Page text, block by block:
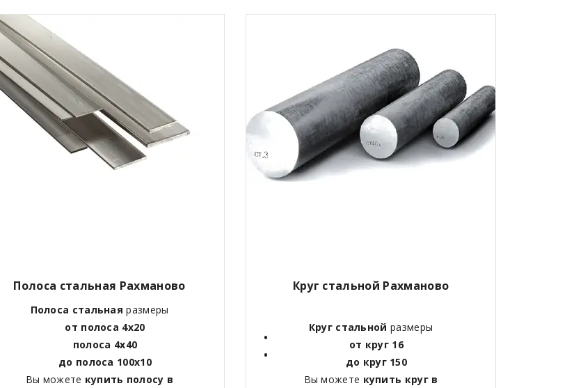
Полоса стальная Рахманово
Полоса стальная размеры
от полоса 4х20
полоса 4х40
до полоса 100х10
Вы можете купить полосу в
Круг стальной Рахманово
Круг стальной размеры
от круг 16
до круг 150
Вы можете купить круг в